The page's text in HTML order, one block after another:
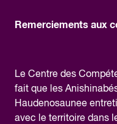
Remerciements aux
Le Centre des
fait que les
Haudenosaunee
avec le territoire dans